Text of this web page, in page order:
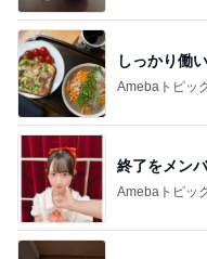
しっかり働
Amebaトピッ
終了をメン
Amebaトピッ